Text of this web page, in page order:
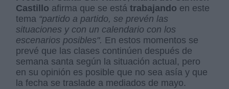
Castillo afirma que se estátrabajando en este
tema “partido a partido, se prevén las
situaciones y con un calendario con los
escenarios posibles". En estos momentos se
prevé que las clases continúen después de
semana santa según la situación actual, pero
en su opinión es posible que no sea asía y que
la fecha se traslade a mediados de mayo.